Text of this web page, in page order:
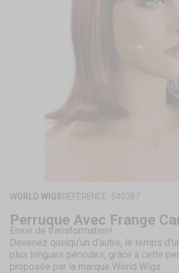
SUR
Aller à
Aller à
Aller à
Aller à
WORLD WIGSRÉFÉRENCE: 540387
Perruque Avec Frange
Envie de transformation!
Devenez quelqu'un d'autre, le temps
plus longues périodes, grâce à cette
proposée par la marque World Wigs.